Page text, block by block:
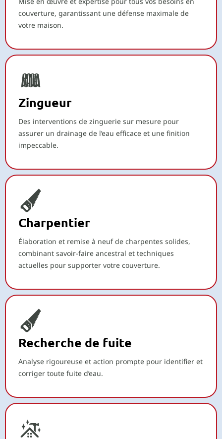
couverture, garantissant une défense maximale de
votre maison.
Zingueur
Des interventions de zinguerie sur mesure pour
assurer un drainage de l’eau efficace et une finition
impeccable.
Charpentier
Élaboration et remise à neuf de charpentes solides,
combinant savoir-faire ancestral et techniques
actuelles pour supporter votre couverture.
Recherche de fuite
Analyse rigoureuse et action prompte pour identifier et
corriger toute fuite d’eau.